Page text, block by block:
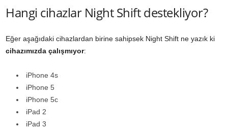
Hangi cihazlar Night Shift destekliyor?
Eğer aşağıdaki cihazlardan birine sahipsek Night Shift ne yazık ki
cihazımızda çalışmıyor:
iPhone 4s
iPhone 5
iPhone 5c
iPad 2
iPad 3